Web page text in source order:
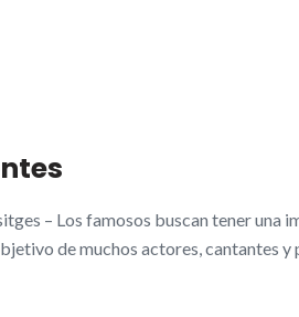
– Los famosos buscan tener
de muchos actores, cantantes